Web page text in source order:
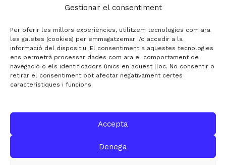
Gestionar el consentiment
Per oferir les millors experiències, utilitzem tecnologies com ara
les galetes (cookies) per emmagatzemar i/o accedir a la
informació del dispositiu. El consentiment a aquestes tecnologies
ens permetrà processar dades com ara el comportament de
navegació o els identificadors únics en aquest lloc. No consentir o
retirar el consentiment pot afectar negativament certes
característiques i funcions.
Accepta
Denega
Datos de mercado
Automobile Talks
08012 de Barcelona